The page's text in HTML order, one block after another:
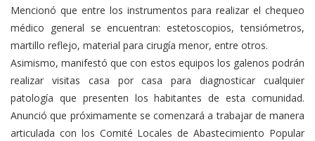
Mencionó que entre los instrumentos para realizar el chequeo
médico general se encuentran: estetoscopios, tensiómetros,
martillo reflejo, material para cirugía menor, entre otros.
Asimismo, manifestó que con estos equipos los galenos podrán
realizar visitas casa por casa para diagnosticar cualquier
patología que presenten los habitantes de esta comunidad.
Anunció que próximamente se comenzará a trabajar de manera
articulada con los Comité Locales de Abastecimiento Popular